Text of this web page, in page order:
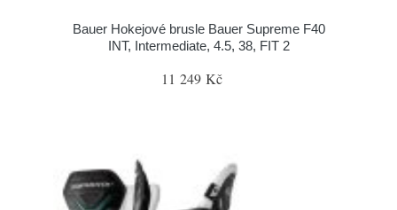
Bauer Hokejové brusle Bauer Supreme F40
INT, Intermediate, 4.5, 38, FIT 2
11 249 Kč